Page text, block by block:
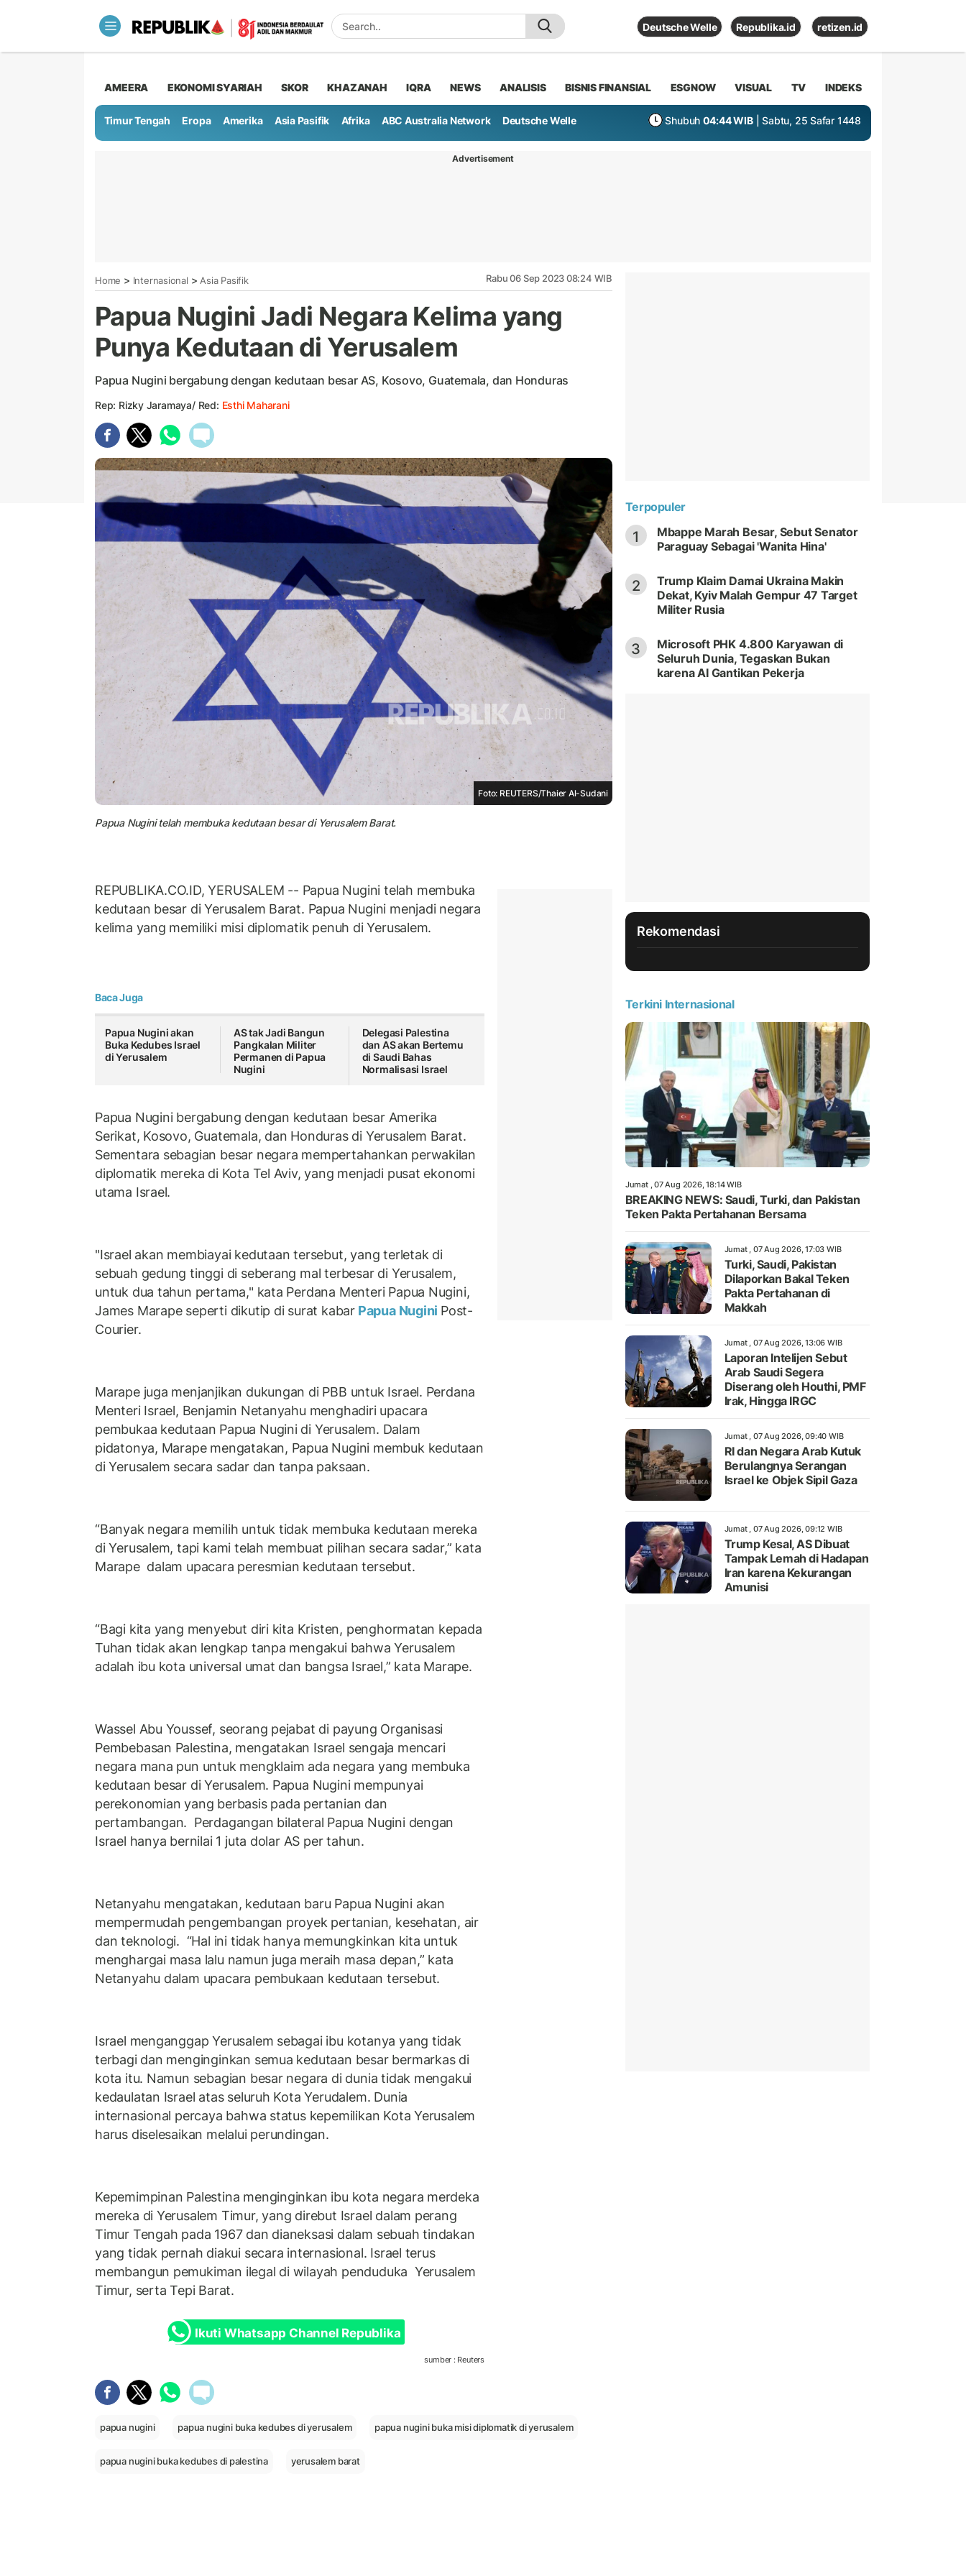
Deutsche Welle Republika.id retizen.id
AMEERA EKONOMI SYARIAH SKOR KHAZANAH IQRA NEWS ANALISIS BISNIS FINANSIAL ESGNOW VISUAL TV INDEKS
Timur Tengah Eropa Amerika Asia Pasifik Afrika ABC Australia Network Deutsche Welle Shubuh 04:44 WIB | Sabtu, 25 Safar 1448
Advertisement
Home > Internasional > Asia Pasifik Rabu 06 Sep 2023 08:24 WIB
Papua Nugini Jadi Negara Kelima yang
Punya Kedutaan di Yerusalem
Papua Nugini bergabung dengan kedutaan besar AS, Kosovo, Guatemala, dan Honduras
Rep: Rizky Jaramaya/ Red: Esthi Maharani
Foto: REUTERS/Thaier Al-Sudani
Papua Nugini telah membuka kedutaan besar di Yerusalem Barat.
REPUBLIKA.CO.ID, YERUSALEM -- Papua Nugini telah membuka
kedutaan besar di Yerusalem Barat. Papua Nugini menjadi negara
kelima yang memiliki misi diplomatik penuh di Yerusalem.
Baca Juga
Papua Nugini akan
Buka Kedubes Israel
di Yerusalem
AS tak Jadi Bangun
Pangkalan Militer
Permanen di Papua
Nugini
Delegasi Palestina
dan AS akan Bertemu
di Saudi Bahas
Normalisasi Israel
Papua Nugini bergabung dengan kedutaan besar Amerika
Serikat, Kosovo, Guatemala, dan Honduras di Yerusalem Barat.
Sementara sebagian besar negara mempertahankan perwakilan
diplomatik mereka di Kota Tel Aviv, yang menjadi pusat ekonomi
utama Israel.
"Israel akan membiayai kedutaan tersebut, yang terletak di
sebuah gedung tinggi di seberang mal terbesar di Yerusalem,
untuk dua tahun pertama," kata Perdana Menteri Papua Nugini,
James Marape seperti dikutip di surat kabarPapua Nugini Post-
Courier.
Marape juga menjanjikan dukungan di PBB untuk Israel. Perdana
Menteri Israel, Benjamin Netanyahu menghadiri upacara
pembukaa kedutaan Papua Nugini di Yerusalem. Dalam
pidatonya, Marape mengatakan, Papua Nugini membuk kedutaan
di Yerusalem secara sadar dan tanpa paksaan.
“Banyak negara memilih untuk tidak membuka kedutaan mereka
di Yerusalem, tapi kami telah membuat pilihan secara sadar,” kata
Marape dalam upacara peresmian kedutaan tersebut.
“Bagi kita yang menyebut diri kita Kristen, penghormatan kepada
Tuhan tidak akan lengkap tanpa mengakui bahwa Yerusalem
adalah ibu kota universal umat dan bangsa Israel,” kata Marape.
Wassel Abu Youssef, seorang pejabat di payung Organisasi
Pembebasan Palestina, mengatakan Israel sengaja mencari
negara mana pun untuk mengklaim ada negara yang membuka
kedutaan besar di Yerusalem. Papua Nugini mempunyai
perekonomian yang berbasis pada pertanian dan
pertambangan. Perdagangan bilateral Papua Nugini dengan
Israel hanya bernilai 1 juta dolar AS per tahun.
Netanyahu mengatakan, kedutaan baru Papua Nugini akan
mempermudah pengembangan proyek pertanian, kesehatan, air
dan teknologi. “Hal ini tidak hanya memungkinkan kita untuk
menghargai masa lalu namun juga meraih masa depan,” kata
Netanyahu dalam upacara pembukaan kedutaan tersebut.
Israel menganggap Yerusalem sebagai ibu kotanya yang tidak
terbagi dan menginginkan semua kedutaan besar bermarkas di
kota itu. Namun sebagian besar negara di dunia tidak mengakui
kedaulatan Israel atas seluruh Kota Yerudalem. Dunia
internasional percaya bahwa status kepemilikan Kota Yerusalem
harus diselesaikan melalui perundingan.
Kepemimpinan Palestina menginginkan ibu kota negara merdeka
mereka di Yerusalem Timur, yang direbut Israel dalam perang
Timur Tengah pada 1967 dan dianeksasi dalam sebuah tindakan
yang tidak pernah diakui secara internasional. Israel terus
membangun pemukiman ilegal di wilayah penduduka Yerusalem
Timur, serta Tepi Barat.
Ikuti Whatsapp Channel Republika
sumber : Reuters
papua nugini papua nugini buka kedubes di yerusalem papua nugini buka misi diplomatik di yerusalem
papua nugini buka kedubes di palestina yerusalem barat
Terpopuler
1
Mbappe Marah Besar, Sebut Senator
Paraguay Sebagai 'Wanita Hina'
2
Trump Klaim Damai Ukraina Makin
Dekat, Kyiv Malah Gempur 47 Target
Militer Rusia
3
Microsoft PHK 4.800 Karyawan di
Seluruh Dunia, Tegaskan Bukan
karena AI Gantikan Pekerja
Rekomendasi
Terkini Internasional
Jumat , 07 Aug 2026, 18:14 WIB
BREAKING NEWS: Saudi, Turki, dan Pakistan
Teken Pakta Pertahanan Bersama
Jumat , 07 Aug 2026, 17:03 WIB
Turki, Saudi, Pakistan
Dilaporkan Bakal Teken
Pakta Pertahanan di
Makkah
Jumat , 07 Aug 2026, 13:06 WIB
Laporan Intelijen Sebut
Arab Saudi Segera
Diserang oleh Houthi, PMF
Irak, Hingga IRGC
Jumat , 07 Aug 2026, 09:40 WIB
RI dan Negara Arab Kutuk
Berulangnya Serangan
Israel ke Objek Sipil Gaza
Jumat , 07 Aug 2026, 09:12 WIB
Trump Kesal, AS Dibuat
Tampak Lemah di Hadapan
Iran karena Kekurangan
Amunisi